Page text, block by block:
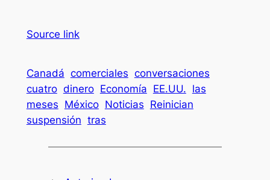
Source link
Canadá comerciales conversaciones
cuatro dinero Economía EE.UU. las
meses México Noticias Reinician
suspensión tras